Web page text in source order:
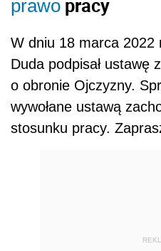
prawo
W dniu 18 marca 2022
Duda podpisał ustawę
o obronie Ojczyzny.
wywołane ustawą
stosunku pracy.